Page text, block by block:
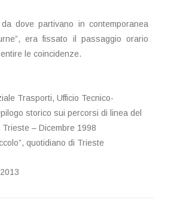
dove partivano in contemporanea
era fissato il passaggio orario
le coincidenze.
Trasporti, Ufficio Tecnico-
storico sui percorsi di linea del
– Dicembre 1998
quotidiano di Trieste